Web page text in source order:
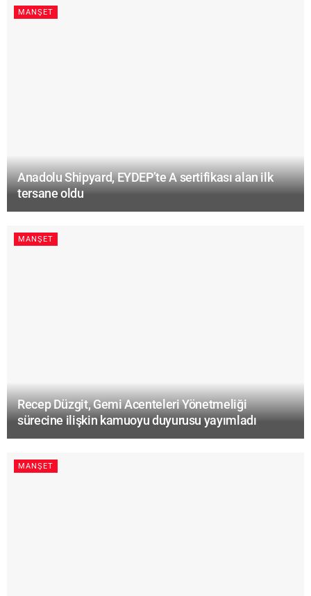
MANŞET
Anadolu Shipyard, EYDEP’te A sertifikası alan ilk
tersane oldu
MANŞET
Recep Düzgit, Gemi Acenteleri Yönetmeliği
sürecine ilişkin kamuoyu duyurusu yayımladı
MANŞET